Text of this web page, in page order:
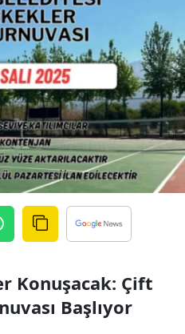
Konuşacak: Çift
Başlıyor